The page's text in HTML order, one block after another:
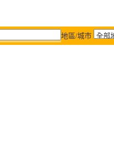
地區/城市